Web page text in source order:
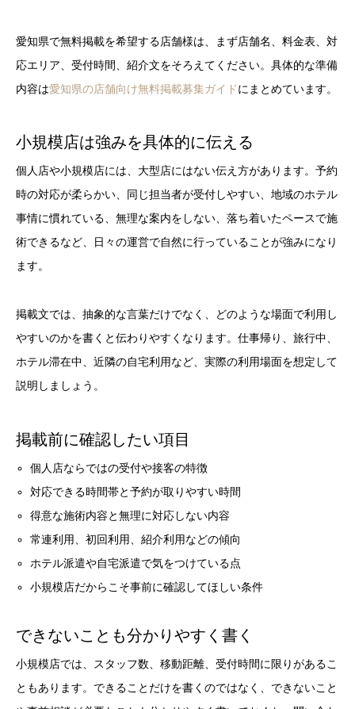
愛知県で無料掲載を希望する店舗様は、まず店舗名、料金表、対
応エリア、受付時間、紹介文をそろえてください。具体的な準備
内容は愛知県の店舗向け無料掲載募集ガイド にまとめています。
小規模店は強みを具体的に伝える
個人店や小規模店には、大型店にはない伝え方があります。予約
時の対応が柔らかい、同じ担当者が受付しやすい、地域のホテル
事情に慣れている、無理な案内をしない、落ち着いたペースで施
術できるなど、日々の運営で自然に行っていることが強みになり
ます。
掲載文では、抽象的な言葉だけでなく、どのような場面で利用し
やすいのかを書くと伝わりやすくなります。仕事帰り、旅行中、
ホテル滞在中、近隣の自宅利用など、実際の利用場面を想定して
説明しましょう。
掲載前に確認したい項目
個人店ならではの受付や接客の特徴
対応できる時間帯と予約が取りやすい時間
得意な施術内容と無理に対応しない内容
常連利用、初回利用、紹介利用などの傾向
ホテル派遣や自宅派遣で気をつけている点
小規模店だからこそ事前に確認してほしい条件
できないことも分かりやすく書く
小規模店では、スタッフ数、移動距離、受付時間に限りがあるこ
ともあります。できることだけを書くのではなく、できないこと